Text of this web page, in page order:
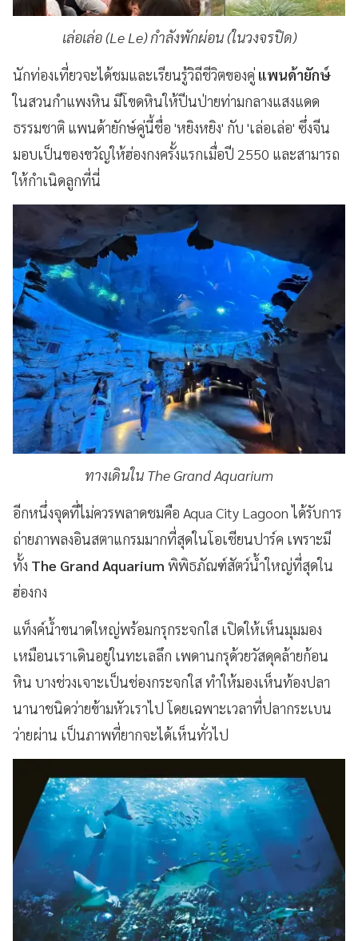
เล่อเล่อ (Le Le) กำลังพักผ่อน (ในวงจรปิด)
นักท่องเที่ยวจะได้ชมและเรียนรู้วิถีชีวิตของคู่ แพนด้ายักษ์
ในสวนกําแพงหิน มีโขดหินให้ปีนป่ายท่ามกลางแสงแดด
ธรรมชาติ แพนด้ายักษ์คู่นี้ชื่อ 'หยิงหยิง' กับ 'เล่อเล่อ' ซึ่งจีน
มอบเป็นของขวัญให้ฮ่องกงครั้งแรกเมื่อปี 2550 และสามารถ
ให้กำเนิดลูกที่นี่
ทางเดินใน The Grand Aquarium
อีกหนึ่งจุดที่ไม่ควรพลาดชมคือ Aqua City Lagoon ได้รับการ
ถ่ายภาพลงอินสตาแกรมมากที่สุดในโอเชียนปาร์ค เพราะมี
ทั้ง The Grand Aquarium พิพิธภัณฑ์สัตว์น้ำใหญ่ที่สุดใน
ฮ่องกง
แท็งค์น้ำขนาดใหญ่พร้อมกรุกระจกใส เปิดให้เห็นมุมมอง
เหมือนเราเดินอยู่ในทะเลลึก เพดานกรุด้วยวัสดุคล้ายก้อน
หิน บางช่วงเจาะเป็นช่องกระจกใส ทำให้มองเห็นท้องปลา
นานาชนิดว่ายข้ามหัวเราไป โดยเฉพาะเวลาที่ปลากระเบน
ว่ายผ่าน เป็นภาพที่ยากจะได้เห็นทั่วไป